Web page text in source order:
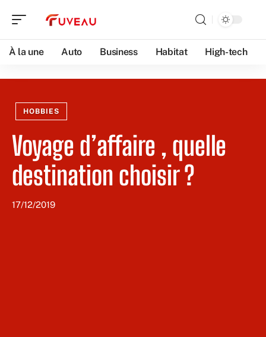
À la une Auto Business Habitat High-tech
HOBBIES
Voyage d’affaire , quelle
destination choisir ?
17/12/2019